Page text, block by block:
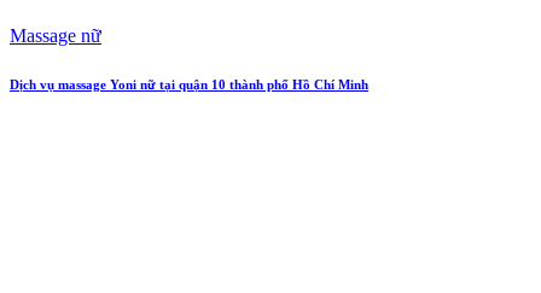
Massage nữ
Dịch vụ massage Yoni nữ tại quận 10 thành phố Hồ Chí Minh